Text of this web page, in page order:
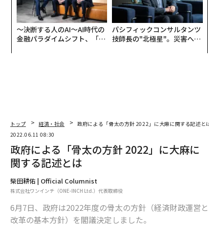
〜決断する人のAI〜AI時代の
金融パラダイムシフト、「超
パシフィックコンサルタンツ
技師長の"北極星"。災害への
トップ 経済・社会
政府による「骨太の方針 2022」に大麻に関する記述とは
2022.06.11 08:30
政府による「骨太の方針 2022」に大麻に
関する記述とは
柴田耕佑 | Official Columnist
株式会社ワンインチ（ONE-INCH Ltd.）代表取締役
6月7日、政府は2022年度の骨太の方針（経済財政運営と
改革の基本方針）を閣議決定しました。